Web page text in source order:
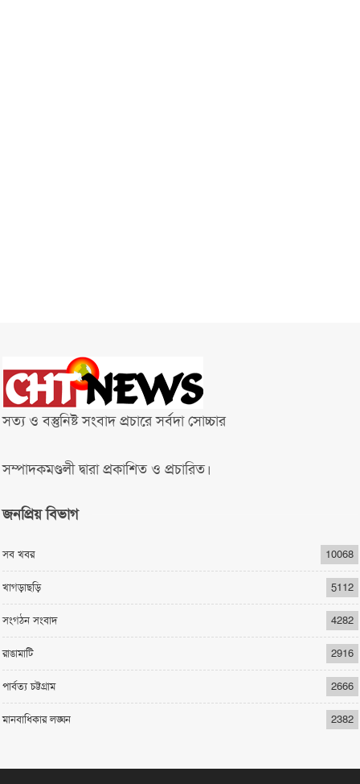
সত্য ও বস্তুনিষ্ট সংবাদ প্রচারে সর্বদা সোচ্চার
সম্পাদকমণ্ডলী দ্বারা প্রকাশিত ও প্রচারিত।
জনপ্রিয় বিভাগ
সব খবর 10068
খাগড়াছড়ি 5112
সংগঠন সংবাদ 4282
রাঙামাটি 2916
পার্বত্য চট্টগ্রাম 2666
মানবাধিকার লঙ্ঘন 2382